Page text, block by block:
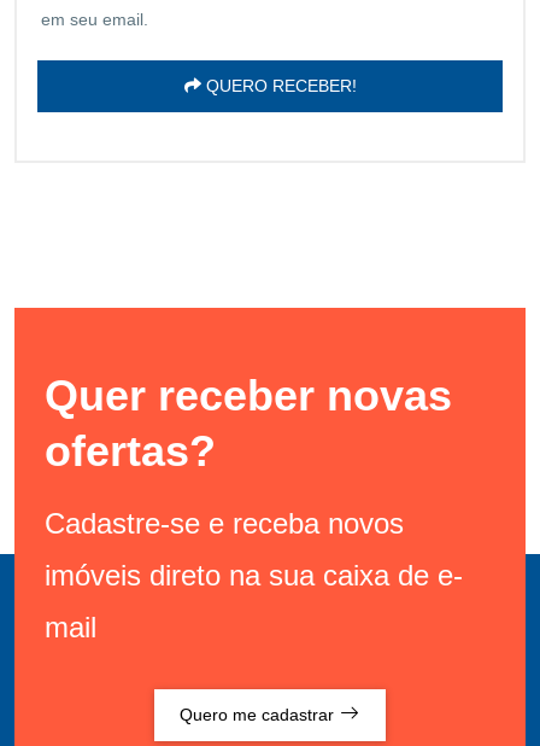
em seu email.
QUERO RECEBER!
Quer receber novas
ofertas?
Cadastre-se e receba novos
imóveis direto na sua caixa de e-
mail
Quero me cadastrar